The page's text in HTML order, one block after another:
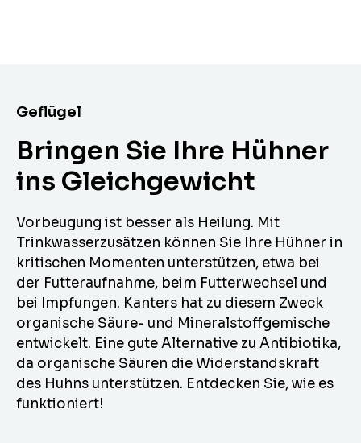
Geflügel
Bringen Sie Ihre Hühner
ins Gleichgewicht
Vorbeugung ist besser als Heilung. Mit
Trinkwasserzusätzen können Sie Ihre Hühner in
kritischen Momenten unterstützen, etwa bei
der Futteraufnahme, beim Futterwechsel und
bei Impfungen. Kanters hat zu diesem Zweck
organische Säure- und Mineralstoffgemische
entwickelt. Eine gute Alternative zu Antibiotika,
da organische Säuren die Widerstandskraft
des Huhns unterstützen. Entdecken Sie, wie es
funktioniert!